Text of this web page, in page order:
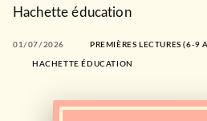
Hachette éducation
01/07/2026 PREMIÈRES LECTURES (6-9
HACHETTE ÉDUCATION